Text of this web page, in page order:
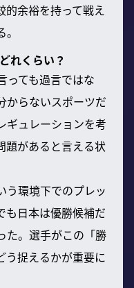
余裕を持って戦え
れくらい？
っても過言ではな
からないスポーツだ
ギュレーションを考
題があると言える状
う環境下でのプレッ
も日本は優勝候補だ
た。選手がこの「勝
う捉えるかが重要に